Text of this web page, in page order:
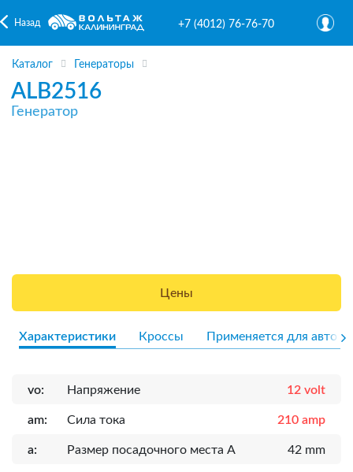
Назад +7 (4012) 76-76-70
Каталог Генераторы
ALB2516
Генератор
Цены
Характеристики Кроссы Применяется для авто
vo: Напряжение 12 volt
am: Сила тока 210 amp
a: Размер посадочного места A 42 mm